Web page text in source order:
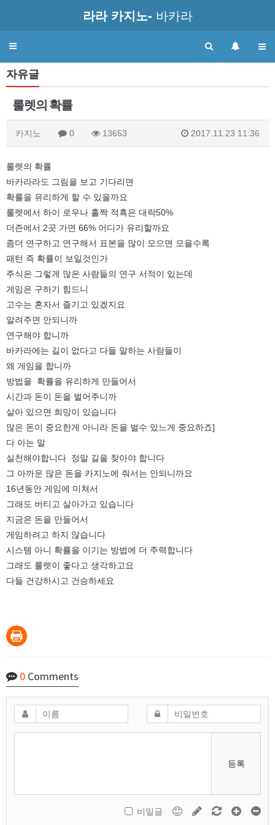
라라 카지노- 바카라
Toggle
자유글
룰렛의 확률
카지노 0 13653 2017.11.23 11:36
룰렛의 확률
바카라라도 그림을 보고 기다리면
확률을 유리하게 할 수 있을까요
룰렛에서 하이 로우나 홀짝 적흑은 대락50%
더즌에서 2곳 가면 66% 어디가 유리할까요
좀더 연구하고 연구해서 표본을 많이 모으면 모을수록
패턴 즉 확률이 보일것인가
주식은 그렇게 많은 사람들의 연구 서적이 있는데
게임은 구하기 힘드니
고수는 혼자서 즐기고 있겠지요
알려주면 안되니까
연구해야 합니까
바카라에는 길이 없다고 다들 말하는 사람들이
왜 게임을 합니까
방법을 확률을 유리하게 만들어서
시간과 돈이 돈을 벌어주니까
살아 있으면 희망이 있습니다
많은 돈이 중요한게 아니라 돈을 벌수 있느게 중요하죠]
다 아는 말
실천해야합니다 정말 길을 찾아야 합니다
그 아까운 많은 돈을 카지노에 줘서는 안되니까요
16년동안 게임에 미쳐서
그래도 버티고 살아가고 있습니다
지금은 돈을 만들어서
게임하려고 하지 않습니다
시스템 아니 확률을 이기는 방법에 더 주력합니다
그래도 룰렛이 좋다고 생각하고요
다들 건강하시고 건승하세요
0 Comments
등록
비밀글